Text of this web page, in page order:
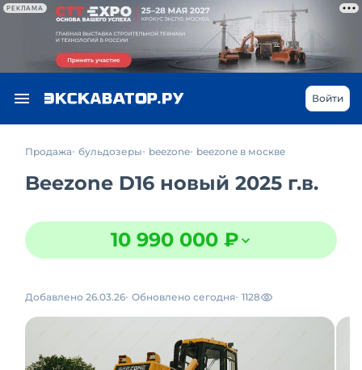
РЕКЛАМА
Войти
Продажа бульдозеры beezone beezone в москве
Beezone D16 новый 2025 г.в.
10 990 000 ₽
Добавлено 26.03.26 Обновлено сегодня 1128